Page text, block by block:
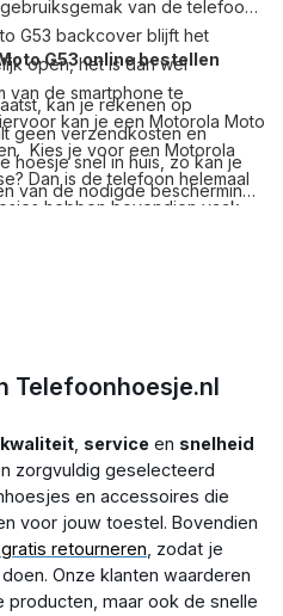
van de telefoon
G53 backcover blijft het
open, het is dan wel
van de smartphone te
kan je een Motorola Moto
Kies je voor een Motorola
Dan is de telefoon helemaal
hebben bovendien vaak
aan de binnenkant van het
G53 online bestellen
kan je rekenen op
geen verzendkosten en
hoesje snel in huis, zo kan je
van de nodigde bescherming
vind je bij ons ook een ruim
Telefoonhoesje.nl
kwaliteit service en snelheid
zorgvuldig geselecteerd
en accessoires die
voor jouw toestel. Bovendien
retourneren , zodat je
Onze klanten waarderen
producten, maar ook de snelle